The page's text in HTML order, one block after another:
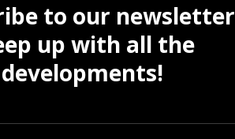
to our newsletter
up with all the